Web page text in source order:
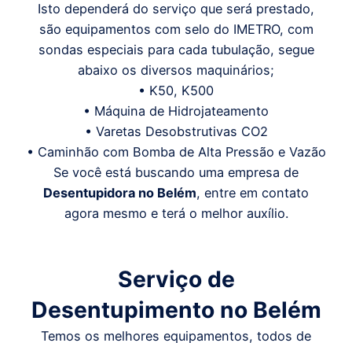
Isto dependerá do serviço que será prestado,
são equipamentos com selo do IMETRO, com
sondas especiais para cada tubulação, segue
abaixo os diversos maquinários;
• K50, K500
• Máquina de Hidrojateamento
• Varetas Desobstrutivas CO2
• Caminhão com Bomba de Alta Pressão e Vazão
Se você está buscando uma empresa de
Desentupidora no Belém, entre em contato
agora mesmo e terá o melhor auxílio.
Serviço de
Desentupimento no Belém
Temos os melhores equipamentos, todos de